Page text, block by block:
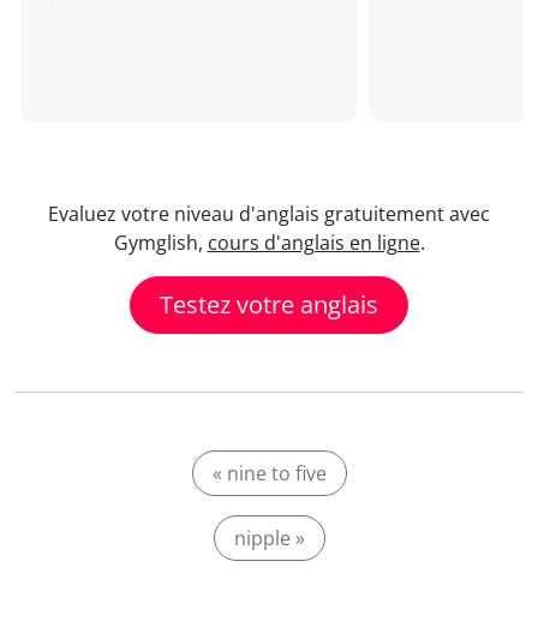
Evaluez votre niveau d'anglais gratuitement avec
Gymglish, cours d'anglais en ligne.
Testez votre anglais
« nine to five
nipple »